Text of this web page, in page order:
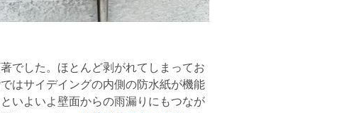
でした。ほとんど剥がれてしまってお
はサイデイングの内側の防水紙が機能
いよいよ壁面からの雨漏りにもつなが